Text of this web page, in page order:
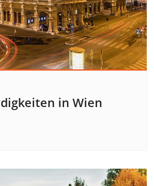
in Wien